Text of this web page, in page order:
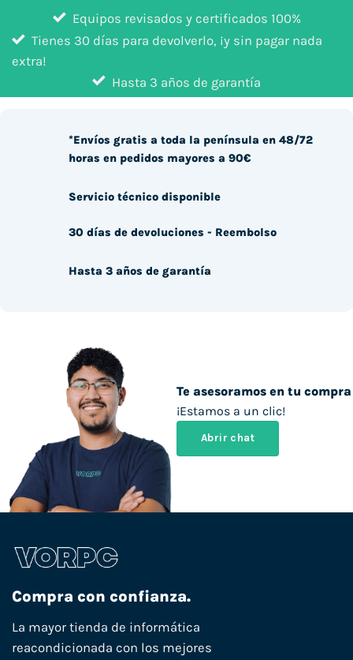
Equipos revisados y certificados 100%
Tienes 30 días para devolverlo, ¡y sin pagar nada
extra!
Hasta 3 años de garantía
Te asesoramos en tu compra
¡Estamos a un clic!
Abrir chat
*Envíos gratis a toda la península en 48/72
horas en pedidos mayores a 90€
Servicio técnico disponible
30 días de devoluciones - Reembolso
Hasta 3 años de garantía
Compra con confianza.
La mayor tienda de informática
reacondicionada con los mejores